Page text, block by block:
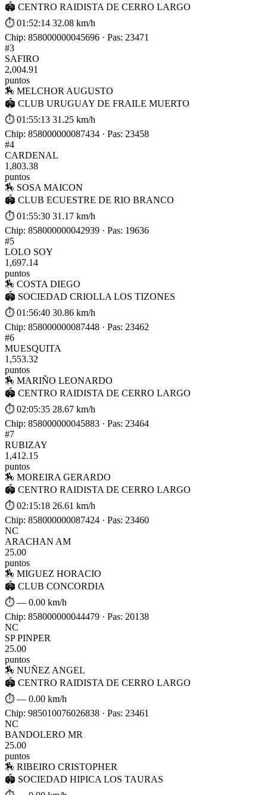
🏟 CENTRO RAIDISTA DE CERRO LARGO
⏱ 01:52:14 32.08 km/h
Chip: 858000000045696 · Pas: 23471
#3
SAFIRO
2,004.91
puntos
🏇 MELCHOR AUGUSTO
🏟 CLUB URUGUAY DE FRAILE MUERTO
⏱ 01:55:13 31.25 km/h
Chip: 858000000087434 · Pas: 23458
#4
CARDENAL
1,803.38
puntos
🏇 SOSA MAICON
🏟 CLUB ECUESTRE DE RIO BRANCO
⏱ 01:55:30 31.17 km/h
Chip: 858000000042939 · Pas: 19636
#5
LOLO SOY
1,697.14
puntos
🏇 COSTA DIEGO
🏟 SOCIEDAD CRIOLLA LOS TIZONES
⏱ 01:56:40 30.86 km/h
Chip: 858000000087448 · Pas: 23462
#6
MUESQUITA
1,553.32
puntos
🏇 MARIÑO LEONARDO
🏟 CENTRO RAIDISTA DE CERRO LARGO
⏱ 02:05:35 28.67 km/h
Chip: 858000000045883 · Pas: 23464
#7
RUBIZAY
1,412.15
puntos
🏇 MOREIRA GERARDO
🏟 CENTRO RAIDISTA DE CERRO LARGO
⏱ 02:15:18 26.61 km/h
Chip: 858000000087424 · Pas: 23460
NC
ARACHAN AM
25.00
puntos
🏇 MIGUEZ HORACIO
🏟 CLUB CONCORDIA
⏱ — 0.00 km/h
Chip: 858000000044479 · Pas: 20138
NC
SP PINPER
25.00
puntos
🏇 NUÑEZ ANGEL
🏟 CENTRO RAIDISTA DE CERRO LARGO
⏱ — 0.00 km/h
Chip: 985010076026838 · Pas: 23461
NC
BANDOLERO MR
25.00
puntos
🏇 RIBEIRO CRISTOPHER
🏟 SOCIEDAD HIPICA LOS TAURAS